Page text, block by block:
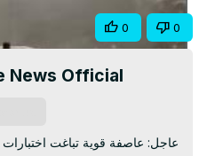
0 0
News Official